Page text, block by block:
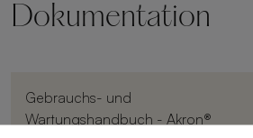
Dokumentation
Gebrauchs- und
Wartungshandbuch - Akron®